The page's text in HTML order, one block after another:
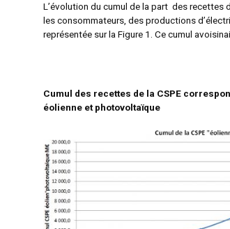
L’évolution du cumul de la part des recettes
les consommateurs, des productions
représentée sur la Figure 1. Ce cumul
Cumul des recettes de la CSPE
éolienne et photovoltaïque